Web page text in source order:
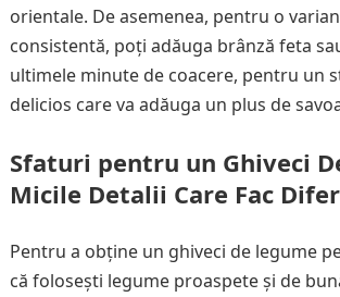
orientale. De asemenea, pentru o
consistentă, poți adăuga brânză feta
ultimele minute de coacere, pentru un
delicios care va adăuga un plus de
Sfaturi pentru un Ghiveci
Micile Detalii Care Fac
Pentru a obține un ghiveci de legume
că folosești legume proaspete și de